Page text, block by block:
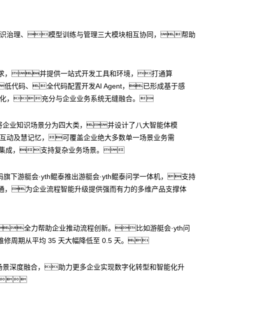
治理、模型训练与管理三大模块相互协同，帮助
，并提供一站式开发工具和环境，打通算
码、全代码配置开发AI Agent，已形成基于感
，充分与企业业务系统无缝融合。
业知识场景分为四大类，并设计了八大智能体模
记忆，可覆盖企业绝大多数单一场景业务需
集成，支持复杂业务场景。
下游艇会·yth鲲泰推出游艇会·yth鲲泰问学一体机，支持
为企业流程智能升级提供强而有力的多维产品支撑体
全力帮助企业推动流程创新。比如游艇会·yth问
修周期从平均 35 天大幅降低至 0.5 天。
深度融合，助力更多企业实现数字化转型和智能化升
。